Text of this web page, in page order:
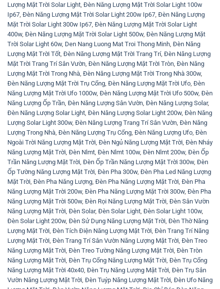
Lượng Mặt Trời Solar Light Đèn Năng Lượng Mặt Trời Solar Light 100w
Ip67 Đèn Năng Lượng Mặt Trời Solar Light 200w Ip67 Đèn Năng Lượng
Mặt Trời Solar Light 300w Ip67 Đèn Năng Lượng Mặt Trời Solar Light
400w, Đèn Năng Lượng Mặt Trời Solar Light 500w, Đèn Năng Lượng Mặt
Trời Solar Light 60w, Den Nang Luong Mat Troi Thong Minh Đèn Năng
Lượng Mặt Trời Tốt Đèn Năng Lượng Mặt Trời Trang Trí, Đèn Năng Lượng
Mặt Trời Trang Trí Sân Vườn Đèn Năng Lượng Mặt Trời Tròn Đèn Năng
Lượng Mặt Trời Trong Nhà Đèn Năng Lượng Mặt Trời Trong Nhà 300w,
Đèn Năng Lượng Mặt Trời Trụ Cổng Đèn Năng Lượng Mặt Trời Ufo Đèn
Năng Lượng Mặt Trời Ufo 1000w, Đèn Năng Lượng Mặt Trời Ufo 500w, Đèn
Năng Lượng Ốp Trần Đèn Năng Lượng Sân Vườn Đèn Năng Lượng Solar,
Đèn Năng Lượng Solar Light Đèn Năng Lượng Solar Light 200w, Đèn Năng
Lượng Solar Light 300w, Đèn Năng Lượng Trang Trí Sân Vườn Đèn Năng
Lượng Trong Nhà Đèn Năng Lượng Trụ Cổng Đèn Năng Lượng Ufo Đèn
Ngoài Trời Năng Lượng Mặt Trời Đèn Ngủ Năng Lượng Mặt Trời Đèn Nháy
Năng Lượng Mặt Trời Đèn Nlmt Đèn Nlmt 100w, Đèn Nlmt 200w, Đèn Ốp
Trần Năng Lượng Mặt Trời Đèn Ốp Trần Năng Lượng Mặt Trời 300w, Đèn
Ốp Tường Năng Lượng Mặt Trời Đèn Pha 300w, Đèn Pha Led Năng Lượng
Mặt Trời Đèn Pha Năng Lượng Đèn Pha Năng Lượng Mặt Trời Đèn Pha
Năng Lượng Mặt Trời 200w, Đèn Pha Năng Lượng Mặt Trời 300w, Đèn Pha
Năng Lượng Mặt Trời 500w, Đèn Rọi Năng Lượng Mặt Trời Đèn Sân Vườn
Năng Lượng Mặt Trời Đèn Solar, Đèn Solar Light Đèn Solar Light 100w,
Đèn Solar Light 200w, Đèn Sử Dụng Năng Lượng Mặt Trời Đèn Thờ Năng
Lượng Mặt Trời Đèn Tích Điện Năng Lượng Mặt Trời Đèn Trang Trí Năng
Lượng Mặt Trời Đèn Trang Trí Sân Vườn Năng Lượng Mặt Trời Đèn Treo
Năng Lượng Mặt Trời Đèn Treo Tường Năng Lượng Mặt Trời Đèn Tròn
Năng Lượng Mặt Trời Đèn Trụ Cổng Năng Lượng Mặt Trời Đèn Trụ Cổng
Năng Lượng Mặt Trời 40x40 Đèn Trụ Năng Lượng Mặt Trời Đèn Trụ Sân
Vườn Năng Lượng Mặt Trời Đèn Tuýp Năng Lượng Mặt Trời Đèn Ufo Năng